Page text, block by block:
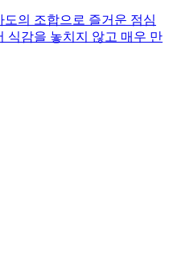
의 조합으로 즐거운 점심
식감을 놓치지 않고 매우 만